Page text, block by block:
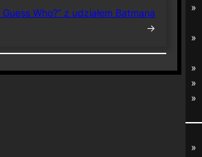
Who?” z udziałem Batmana
→